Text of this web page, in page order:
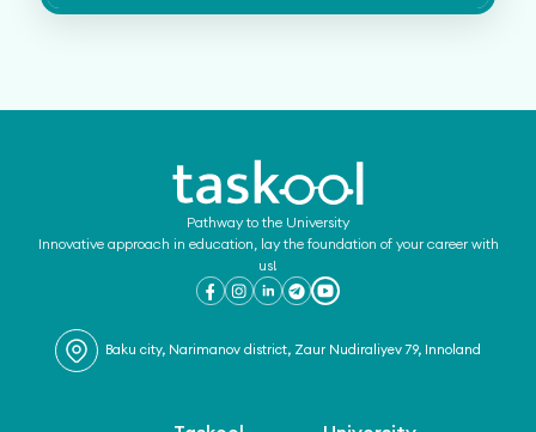
Pathway to the University
Innovative approach in education, lay the foundation of your career with
us!
Baku city, Narimanov district, Zaur Nudiraliyev 79, Innoland